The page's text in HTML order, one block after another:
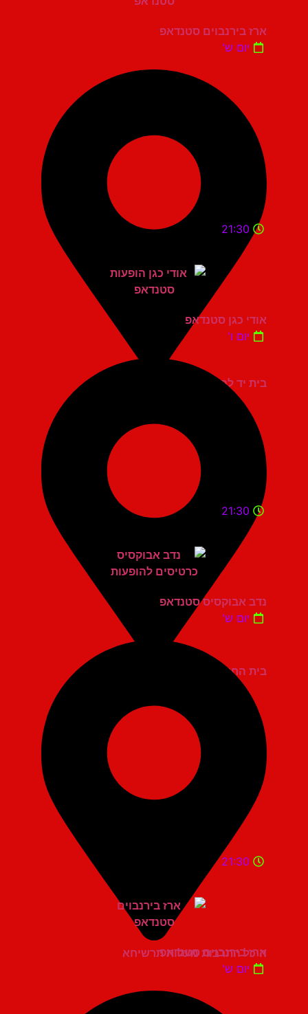
ארז בירנבוים סטנדאפ
יום ש'
בית יד לבנים אשדוד
21:30
אודי כגן סטנדאפ
יום ו'
בית החייל תל אביב
21:30
נדב אבוקסיס סטנדאפ
יום ש'
היכל התרבות מעלות תרשיחא
21:30
ארז בירנבוים סטנדאפ
יום ש'